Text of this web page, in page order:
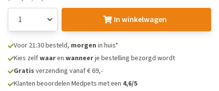
In winkelwagen
Voor 21:30 besteld, morgen in huis*
Kies zelfwaaren wanneerje bestelling bezorgd wordt
Gratis verzending vanaf € 69,-
Klanten beoordelen Medpets met een 4,6/5